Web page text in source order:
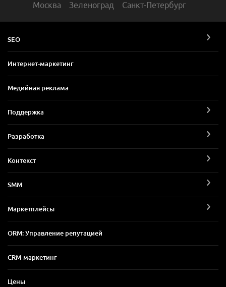
Москва Зеленоград Санкт-Петербург
SEO
Интернет-маркетинг
Медийная реклама
Поддержка
Разработка
Контекст
SMM
Маркетплейсы
ORM: Управление репутацией
CRM-маркетинг
Цены